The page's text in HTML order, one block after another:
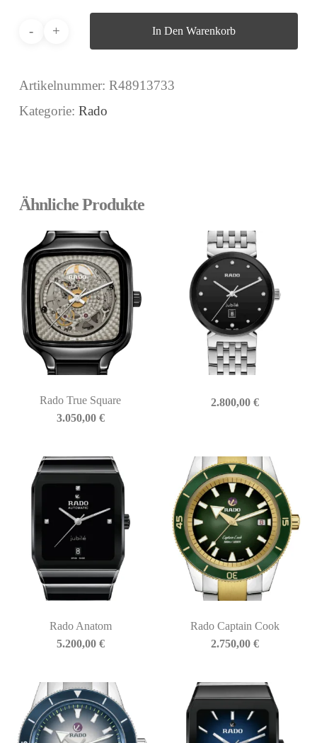
In Den Warenkorb
Artikelnummer: R48913733
Kategorie: Rado
Ähnliche Produkte
Rado True Square
3.050,00 €
2.800,00€
Rado Anatom
5.200,00 €
Rado Captain Cook
2.750,00€